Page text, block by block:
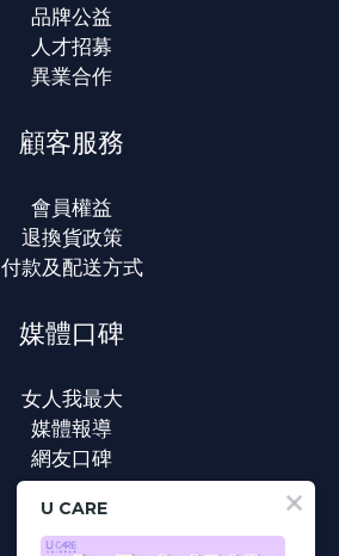
品牌公益
人才招募
異業合作
顧客服務
會員權益
退換貨政策
付款及配送方式
媒體口碑
女人我最大
媒體報導
網友口碑
聯絡我們
U CARE